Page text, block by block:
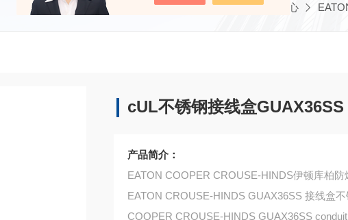
当前位置：首页 产品中心
cUL不锈钢接线盒GUAX36SS
产品简介：
EATON COOPER CROUSE-HINDS伊顿库柏防
EATON CROUSE-HINDS GUAX36SS 接线盒不
COOPER CROUSE-HINDS GUAX36SS